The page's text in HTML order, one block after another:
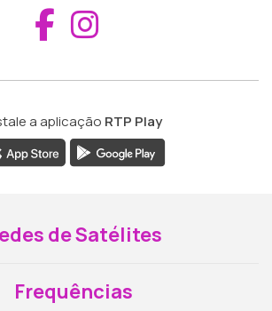
Aceder ao
a aplicação RTP Play
de Satélites
Frequências